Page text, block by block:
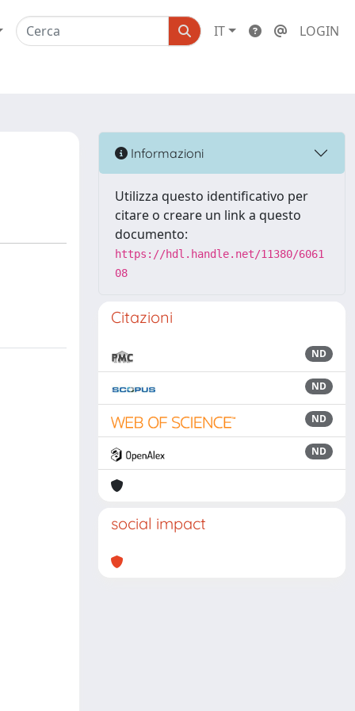
IT LOGIN
Informazioni
Utilizza questo identificativo per
citare o creare un link a questo
documento:
https://hdl.handle.net/11380/6061
08
Citazioni
ND
ND
ND
ND
social impact